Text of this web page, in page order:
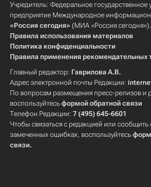
Учредитель: Федеральное государственное
предприятие Международное
«Россия сегодня» (МИА «Россия сегодня»).
Правила использования материалов
Политика конфиденциальности
Правила применения рекомендательных
Главный редактор: Гаврилова А.В.
Адрес электронной почты Редакции:
По вопросам размещения пресс-релизов и
воспользуйтесьформой обратной связи
Телефон Редакции: 7 (495) 645-6601
Чтобы связаться с редакцией или сообщить
замеченных ошибках, воспользуйтесь
связи.